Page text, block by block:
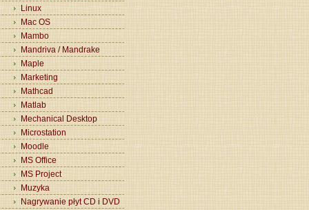
Linux
Mac OS
Mambo
Mandriva / Mandrake
Maple
Marketing
Mathcad
Matlab
Mechanical Desktop
Microstation
Moodle
MS Office
MS Project
Muzyka
Nagrywanie płyt CD i DVD